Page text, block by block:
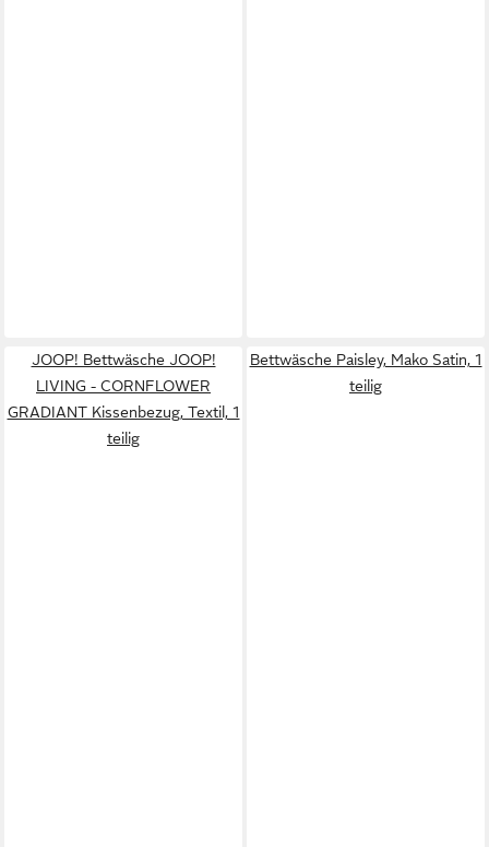
JOOP! Bettwäsche JOOP!
LIVING - CORNFLOWER
GRADIANT Kissenbezug, Textil, 1
teilig
Bettwäsche Paisley, Mako Satin, 1
teilig